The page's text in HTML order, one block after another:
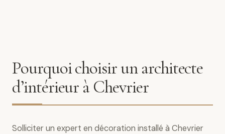
Pourquoi choisir un architecte
d’intérieur à Chevrier
Solliciter un expert en décoration installé à Chevrier